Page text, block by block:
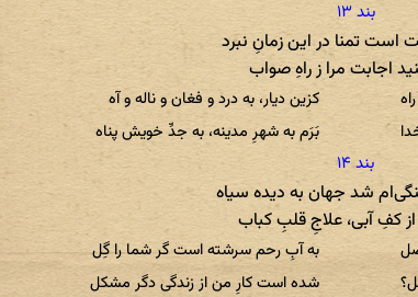
تمنا در این زمانِ نبرد
اجابت مرا ز راهِ صواب
کزین دیار، به درد و فغان و ناله و آه
بَرَم به شهرِ مدینه، به جدِّ خویش پناه
شد جهان به دیده سیاه
کفِ آبی، علاجِ قلبِ کباب
به آبِ رحم سرشته است گر شما را گِل
شده است کارِ من از زندگی دگر مشکل